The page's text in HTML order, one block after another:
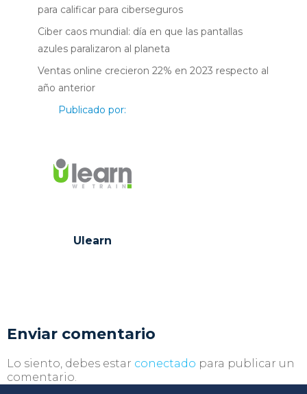
para calificar para ciberseguros
Ciber caos mundial: día en que las pantallas
azules paralizaron al planeta
Ventas online crecieron 22% en 2023 respecto al
año anterior
Publicado por:
Ulearn
Enviar comentario
Lo siento, debes estar conectado para publicar un
comentario.